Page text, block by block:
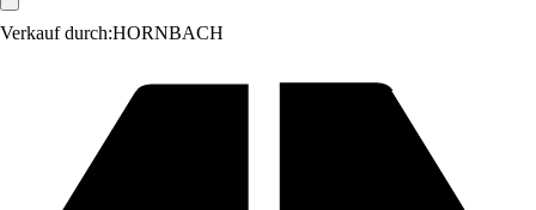
Verkauf durch:HORNBACH